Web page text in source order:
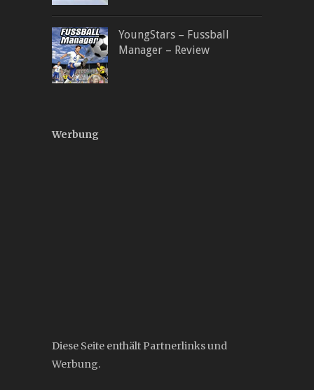
YoungStars – Fussball
Manager – Review
Werbung
Diese Seite enthält Partnerlinks und
Werbung.